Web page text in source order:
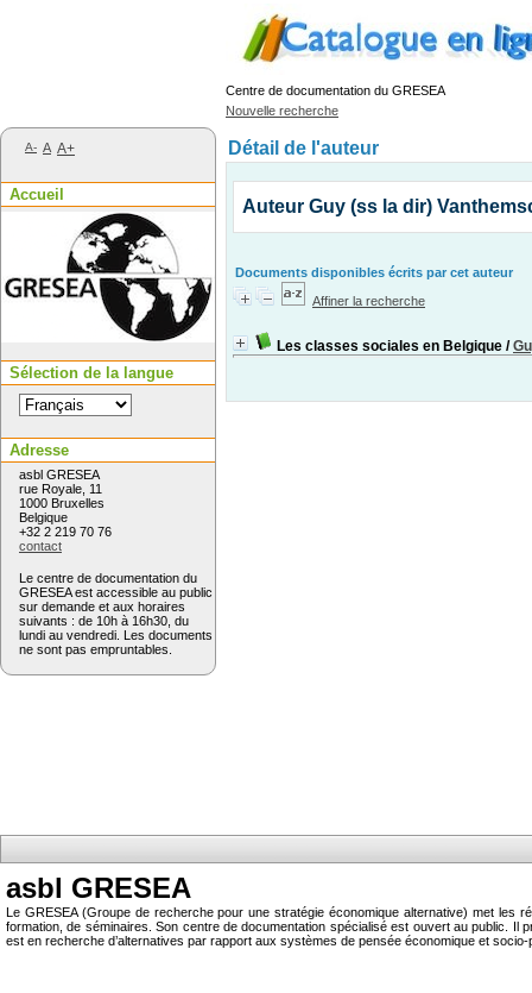
Centre de documentation du GRESEA
Nouvelle recherche
Détail de l'auteur
Auteur Guy (ss la dir)
Documents disponibles écrits par cet auteur
Affiner la recherche
Les classes sociales en Belgique /
asbl GRESEA
Le GRESEA (Groupe de recherche pour une stratégie économique alternative) met les
formation, de séminaires. Son centre de documentation spécialisé est ouvert au public.
est en recherche d’alternatives par rapport aux systèmes de pensée économique et socio-
A- A A+
Accueil
Sélection de la langue
Adresse
asbl GRESEA
rue Royale, 11
1000 Bruxelles
Belgique
+32 2 219 70 76
contact
Le centre de documentation du
GRESEA est accessible au public
sur demande et aux horaires
suivants : de 10h à 16h30, du
lundi au vendredi. Les documents
ne sont pas empruntables.